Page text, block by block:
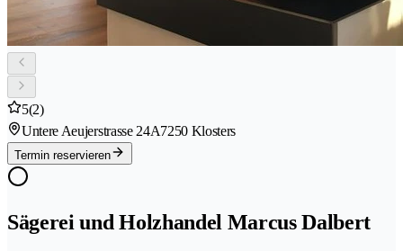
5(2)
Untere Aeujerstrasse 24A7250 Klosters
Termin reservieren
Sägerei und Holzhandel Marcus Dalbert